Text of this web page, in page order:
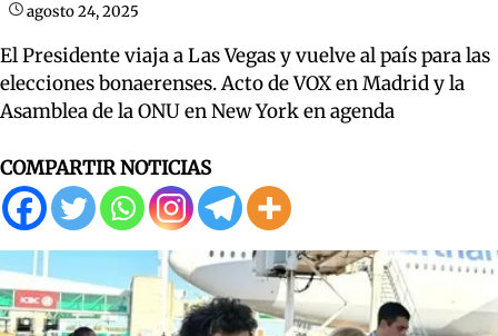
agosto 24, 2025
El Presidente viaja a Las Vegas y vuelve al país para las
elecciones bonaerenses. Acto de VOX en Madrid y la
Asamblea de la ONU en New York en agenda
COMPARTIR NOTICIAS